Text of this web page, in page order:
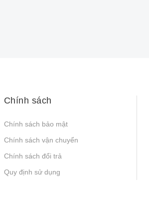
Chính sách
Chính sách bảo mật
Chính sách vận chuyển
Chính sách đổi trả
Quy định sử dụng